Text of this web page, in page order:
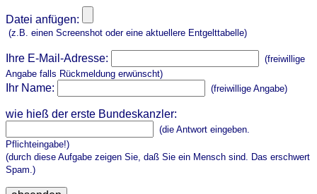
Datei anfügen:
(z.B. einen Screenshot oder eine aktuellere Entgelttabelle)
Ihre E-Mail-Adresse:
(freiwillige
Angabe falls Rückmeldung erwünscht)
Ihr Name: (freiwillige Angabe)
wie hieß der erste Bundeskanzler:
(die Antwort eingeben.
Pflichteingabe!)
(durch diese Aufgabe zeigen Sie, daß Sie ein Mensch sind. Das erschwert
Spam.)